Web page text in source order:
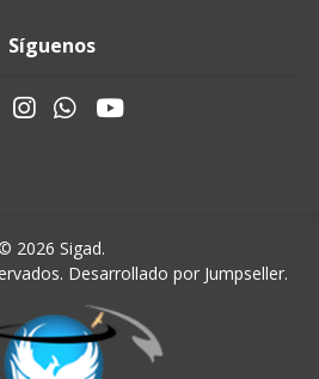
Síguenos
2026 Sigad.
Desarrollado por Jumpseller.